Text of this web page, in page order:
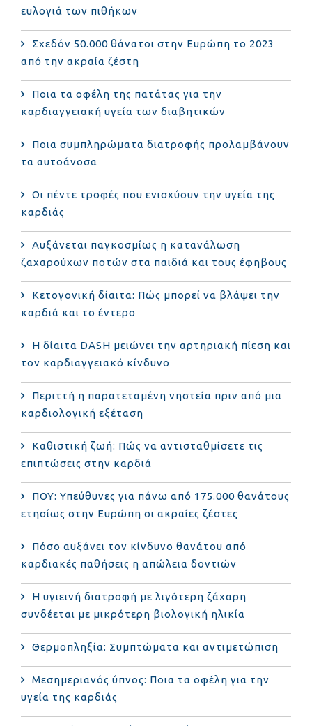
ευλογιά των πιθήκων
Σχεδόν 50.000 θάνατοι στην Ευρώπη το 2023
από την ακραία ζέστη
Ποια τα οφέλη της πατάτας για την
καρδιαγγειακή υγεία των διαβητικών
Ποια συμπληρώματα διατροφής προλαμβάνουν
τα αυτοάνοσα
Οι πέντε τροφές που ενισχύουν την υγεία της
καρδιάς
Αυξάνεται παγκοσμίως η κατανάλωση
ζαχαρούχων ποτών στα παιδιά και τους έφηβους
Κετογονική δίαιτα: Πώς μπορεί να βλάψει την
καρδιά και το έντερο
Η δίαιτα DASH μειώνει την αρτηριακή πίεση και
τον καρδιαγγειακό κίνδυνο
Περιττή η παρατεταμένη νηστεία πριν από μια
καρδιολογική εξέταση
Καθιστική ζωή: Πώς να αντισταθμίσετε τις
επιπτώσεις στην καρδιά
ΠΟΥ: Υπεύθυνες για πάνω από 175.000 θανάτους
ετησίως στην Ευρώπη οι ακραίες ζέστες
Πόσο αυξάνει τον κίνδυνο θανάτου από
καρδιακές παθήσεις η απώλεια δοντιών
Η υγιεινή διατροφή με λιγότερη ζάχαρη
συνδέεται με μικρότερη βιολογική ηλικία
Θερμοπληξία: Συμπτώματα και αντιμετώπιση
Μεσημεριανός ύπνος: Ποια τα οφέλη για την
υγεία της καρδιάς